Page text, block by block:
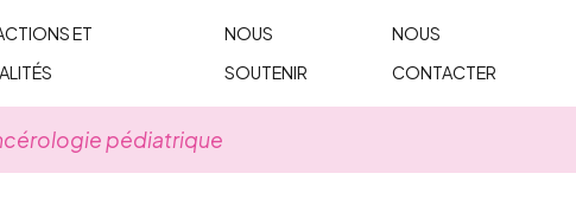
ET
NOUS
SOUTENIR
NOUS
CONTACTER
pédiatrique